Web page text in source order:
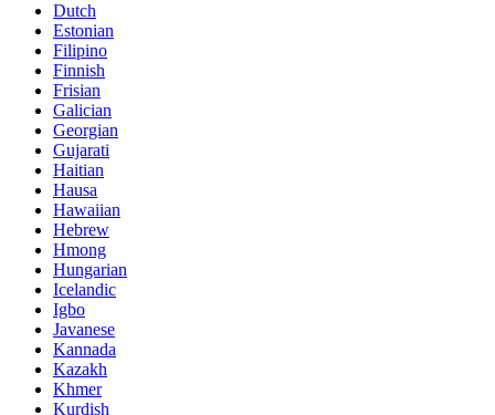
Dutch
Estonian
Filipino
Finnish
Frisian
Galician
Georgian
Gujarati
Haitian
Hausa
Hawaiian
Hebrew
Hmong
Hungarian
Icelandic
Igbo
Javanese
Kannada
Kazakh
Khmer
Kurdish